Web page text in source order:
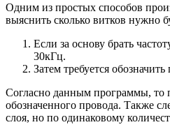
Одним из простых способов
выяснить сколько витков нужно
Если за основу брать
30кГц.
Затем требуется
Согласно данным программы, то
обозначенного провода. Также
слоя, но по одинаковому